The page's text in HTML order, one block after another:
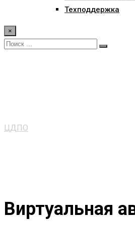
Техподдержка
×
ЦДПО
Виртуальная